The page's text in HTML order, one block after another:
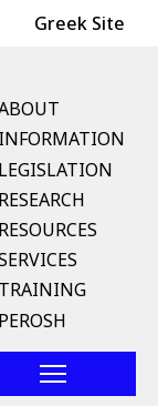
Greek Site
Menu
INFORMATION
LEGISLATION
RESEARCH
RESOURCES
TRAINING
PEROSH